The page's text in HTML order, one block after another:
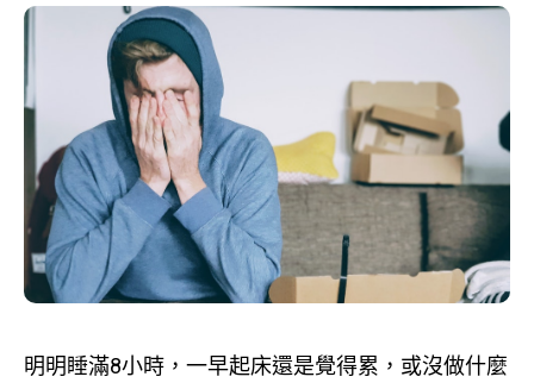
明明睡滿8小時，一早起床還是覺得累，或沒做什麼